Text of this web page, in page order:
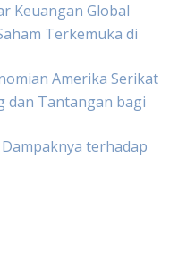
Keuangan Global
Terkemuka di
Amerika Serikat
dan Tantangan bagi
terhadap